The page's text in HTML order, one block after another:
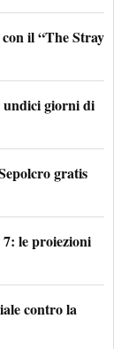
il “The Stray
undici giorni di
gratis
le proiezioni
contro la